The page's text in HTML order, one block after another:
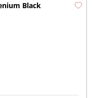
Black